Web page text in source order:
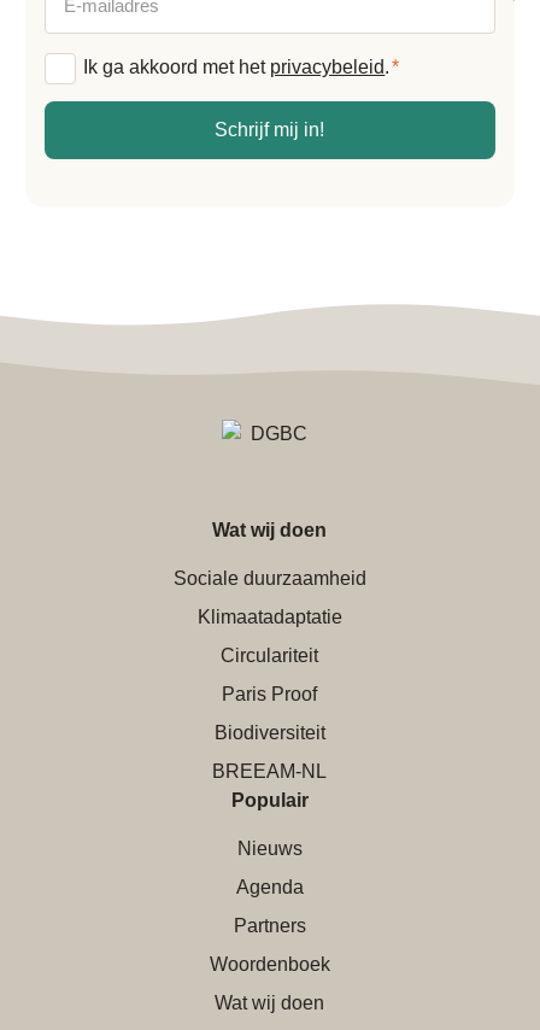
mailadres
Algemene
Ik ga akkoord met het privacybeleid.*
Schrijf mij in!
Wat wij doen
Sociale duurzaamheid
Klimaatadaptatie
Circulariteit
Paris Proof
Biodiversiteit
BREEAM-NL
Populair
Nieuws
Agenda
Partners
Woordenboek
Wat wij doen